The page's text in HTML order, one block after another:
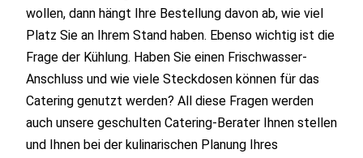
wollen, dann hängt Ihre Bestellung davon ab, wie viel
Platz Sie an Ihrem Stand haben. Ebenso wichtig ist die
Frage der Kühlung. Haben Sie einen Frischwasser-
Anschluss und wie viele Steckdosen können für das
Catering genutzt werden? All diese Fragen werden
auch unsere geschulten Catering-Berater Ihnen stellen
und Ihnen bei der kulinarischen Planung Ihres